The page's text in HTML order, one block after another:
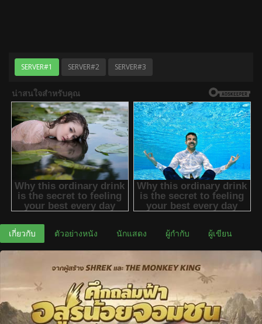
SERVER#1 SERVER#2 SERVER#3
เกี่ยวกับ ตัวอย่างหนัง นักแสดง ผู้กำกับ ผู้เขียน